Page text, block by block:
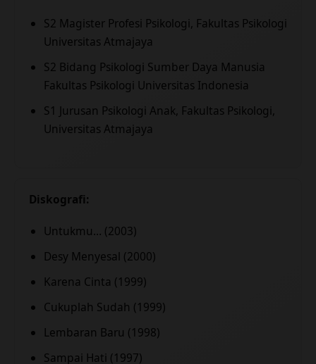
S2 Magister Profesi Psikologi, Fakultas Psikologi
Universitas Atmajaya
S2 Bidang Psikologi Sumber Daya Manusia
Fakultas Psikologi Universitas Indonesia
S1 Jurusan Psikologi Anak, Fakultas Psikologi,
Universitas Atmajaya
Diskografi:
Untukmu… (2003)
Desy Menyesal (2000)
Karena Cinta (1999)
Cukuplah Sudah (1999)
Lembaran Baru (1998)
Sampai Hati (1997)